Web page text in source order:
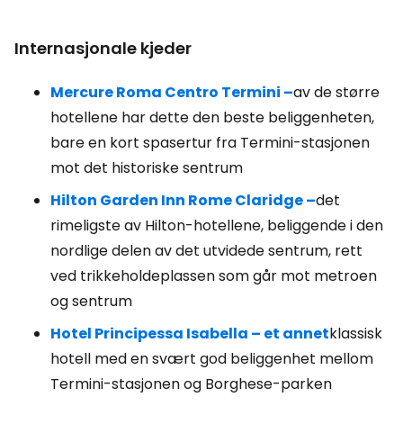
Internasjonale kjeder
Mercure Roma Centro Termini –av de større
hotellene har dette den beste beliggenheten,
bare en kort spasertur fra Termini-stasjonen
mot det historiske sentrum
Hilton Garden Inn Rome Claridge –det
rimeligste av Hilton-hotellene, beliggende i den
nordlige delen av det utvidede sentrum, rett
ved trikkeholdeplassen som går mot metroen
og sentrum
Hotel Principessa Isabella – et annetklassisk
hotell med en svært god beliggenhet mellom
Termini-stasjonen og Borghese-parken